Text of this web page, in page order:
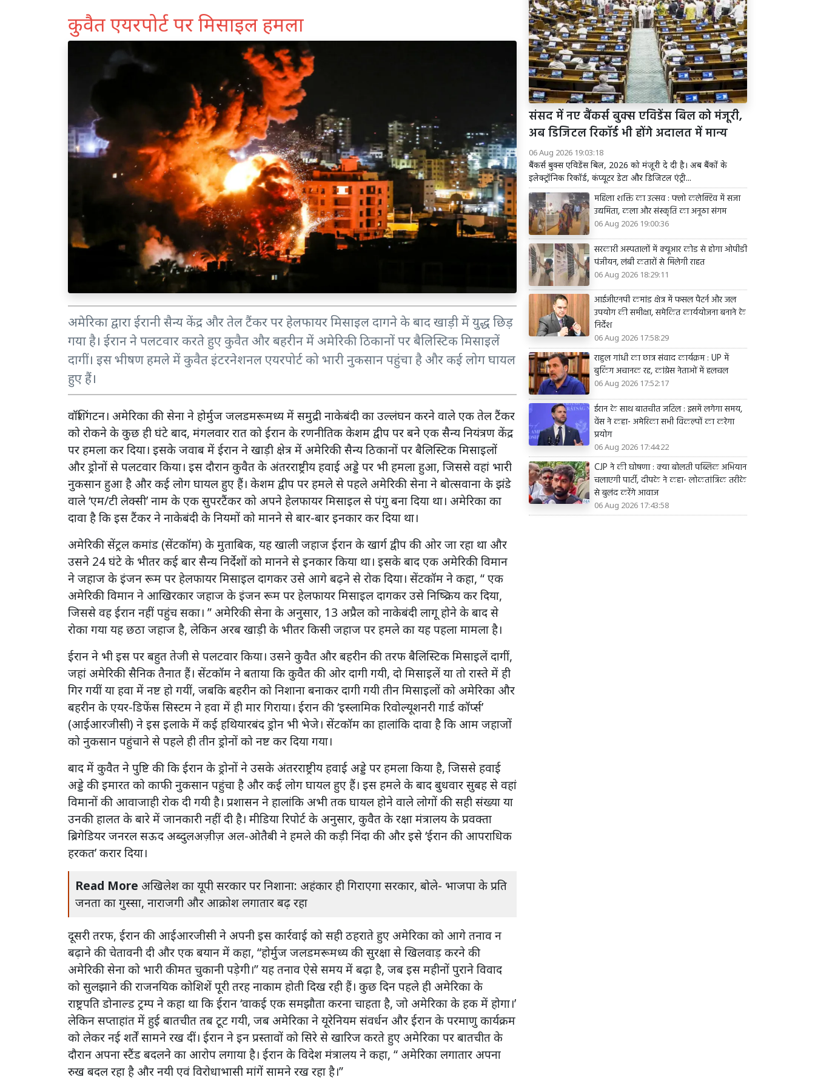
कुवैत एयरपोर्ट पर मिसाइल हमला
अमेरिका द्वारा ईरानी सैन्य केंद्र और तेल टैंकर पर हेलफायर मिसाइल दागने के बाद खाड़ी में युद्ध छिड़
गया है। ईरान ने पलटवार करते हुए कुवैत और बहरीन में अमेरिकी ठिकानों पर बैलिस्टिक मिसाइलें
दागीं। इस भीषण हमले में कुवैत इंटरनेशनल एयरपोर्ट को भारी नुकसान पहुंचा है और कई लोग घायल
हुए हैं।
वॉशिंगटन। अमेरिका की सेना ने होर्मुज जलडमरूमध्य में समुद्री नाकेबंदी का उल्लंघन करने वाले एक तेल टैंकर
को रोकने के कुछ ही घंटे बाद, मंगलवार रात को ईरान के रणनीतिक केशम द्वीप पर बने एक सैन्य नियंत्रण केंद्र
पर हमला कर दिया। इसके जवाब में ईरान ने खाड़ी क्षेत्र में अमेरिकी सैन्य ठिकानों पर बैलिस्टिक मिसाइलों
और ड्रोनों से पलटवार किया। इस दौरान कुवैत के अंतरराष्ट्रीय हवाई अड्डे पर भी हमला हुआ, जिससे वहां भारी
नुकसान हुआ है और कई लोग घायल हुए हैं। केशम द्वीप पर हमले से पहले अमेरिकी सेना ने बोत्सवाना के झंडे
वाले ‘एम/टी लेक्सी’ नाम के एक सुपरटैंकर को अपने हेलफायर मिसाइल से पंगु बना दिया था। अमेरिका का
दावा है कि इस टैंकर ने नाकेबंदी के नियमों को मानने से बार-बार इनकार कर दिया था।
अमेरिकी सेंट्रल कमांड (सेंटकॉम) के मुताबिक, यह खाली जहाज ईरान के खार्ग द्वीप की ओर जा रहा था और
उसने 24 घंटे के भीतर कई बार सैन्य निर्देशों को मानने से इनकार किया था। इसके बाद एक अमेरिकी विमान
ने जहाज के इंजन रूम पर हेलफायर मिसाइल दागकर उसे आगे बढ़ने से रोक दिया। सेंटकॉम ने कहा, “ एक
अमेरिकी विमान ने आखिरकार जहाज के इंजन रूम पर हेलफायर मिसाइल दागकर उसे निष्क्रिय कर दिया,
जिससे वह ईरान नहीं पहुंच सका। ” अमेरिकी सेना के अनुसार, 13 अप्रैल को नाकेबंदी लागू होने के बाद से
रोका गया यह छठा जहाज है, लेकिन अरब खाड़ी के भीतर किसी जहाज पर हमले का यह पहला मामला है।
ईरान ने भी इस पर बहुत तेजी से पलटवार किया। उसने कुवैत और बहरीन की तरफ बैलिस्टिक मिसाइलें दागीं,
जहां अमेरिकी सैनिक तैनात हैं। सेंटकॉम ने बताया कि कुवैत की ओर दागी गयी, दो मिसाइलें या तो रास्ते में ही
गिर गयीं या हवा में नष्ट हो गयीं, जबकि बहरीन को निशाना बनाकर दागी गयी तीन मिसाइलों को अमेरिका और
बहरीन के एयर-डिफेंस सिस्टम ने हवा में ही मार गिराया। ईरान की ‘इस्लामिक रिवोल्यूशनरी गार्ड कॉर्प्स’
(आईआरजीसी) ने इस इलाके में कई हथियारबंद ड्रोन भी भेजे। सेंटकॉम का हालांकि दावा है कि आम जहाजों
को नुकसान पहुंचाने से पहले ही तीन ड्रोनों को नष्ट कर दिया गया।
बाद में कुवैत ने पुष्टि की कि ईरान के ड्रोनों ने उसके अंतरराष्ट्रीय हवाई अड्डे पर हमला किया है, जिससे हवाई
अड्डे की इमारत को काफी नुकसान पहुंचा है और कई लोग घायल हुए हैं। इस हमले के बाद बुधवार सुबह से वहां
विमानों की आवाजाही रोक दी गयी है। प्रशासन ने हालांकि अभी तक घायल होने वाले लोगों की सही संख्या या
उनकी हालत के बारे में जानकारी नहीं दी है। मीडिया रिपोर्ट के अनुसार, कुवैत के रक्षा मंत्रालय के प्रवक्ता
ब्रिगेडियर जनरल सऊद अब्दुलअज़ीज़ अल-ओतैबी ने हमले की कड़ी निंदा की और इसे ‘ईरान की आपराधिक
हरकत’ करार दिया।
Read More अखिलेश का यूपी सरकार पर निशाना: अहंकार ही गिराएगा सरकार, बोले- भाजपा के प्रति
जनता का गुस्सा, नाराजगी और आक्रोश लगातार बढ़ रहा
दूसरी तरफ, ईरान की आईआरजीसी ने अपनी इस कार्रवाई को सही ठहराते हुए अमेरिका को आगे तनाव न
बढ़ाने की चेतावनी दी और एक बयान में कहा, “होर्मुज जलडमरूमध्य की सुरक्षा से खिलवाड़ करने की
अमेरिकी सेना को भारी कीमत चुकानी पड़ेगी।” यह तनाव ऐसे समय में बढ़ा है, जब इस महीनों पुराने विवाद
को सुलझाने की राजनयिक कोशिशें पूरी तरह नाकाम होती दिख रही हैं। कुछ दिन पहले ही अमेरिका के
राष्ट्रपति डोनाल्ड ट्रम्प ने कहा था कि ईरान ‘वाकई एक समझौता करना चाहता है, जो अमेरिका के हक में होगा।’
लेकिन सप्ताहांत में हुई बातचीत तब टूट गयी, जब अमेरिका ने यूरेनियम संवर्धन और ईरान के परमाणु कार्यक्रम
को लेकर नई शर्तें सामने रख दीं। ईरान ने इन प्रस्तावों को सिरे से खारिज करते हुए अमेरिका पर बातचीत के
दौरान अपना स्टैंड बदलने का आरोप लगाया है। ईरान के विदेश मंत्रालय ने कहा, “ अमेरिका लगातार अपना
रुख बदल रहा है और नयी एवं विरोधाभासी मांगें सामने रख रहा है।”
संसद में नए बैंकर्स बुक्स एविडेंस बिल को मंजूरी,
अब डिजिटल रिकॉर्ड भी होंगे अदालत में मान्य
06 Aug 2026 19:03:18
बैंकर्स बुक्स एविडेंस बिल, 2026 को मंजूरी दे दी है। अब बैंकों के
इलेक्ट्रॉनिक रिकॉर्ड, कंप्यूटर डेटा और डिजिटल एंट्री...
महिला शक्ति का उत्सव : फ्लो कलेक्टिव में सजा
उद्यमिता, कला और संस्कृति का अनूठा संगम
06 Aug 2026 19:00:36
सरकारी अस्पतालों में क्यूआर कोड से होगा ओपीडी
पंजीयन, लंबी कतारों से मिलेगी राहत
06 Aug 2026 18:29:11
आईजीएनपी कमांड क्षेत्र में फसल पैटर्न और जल
उपयोग की समीक्षा, समेकित कार्ययोजना बनाने के
निर्देश
06 Aug 2026 17:58:29
राहुल गांधी का छात्र संवाद कार्यक्रम : UP में
बुकिंग अचानक रद्द, कांग्रेस नेताओं में हलचल
06 Aug 2026 17:52:17
ईरान के साथ बातचीत जटिल : इसमें लगेगा समय,
वेंस ने कहा- अमेरिका सभी विकल्पों का करेगा
प्रयोग
06 Aug 2026 17:44:22
CJP ने की घोषणा : क्या बोलती पब्लिक अभियान
चलाएगी पार्टी, दीपके ने कहा- लोकतांत्रिक तरीके
से बुलंद करेंगे आवाज
06 Aug 2026 17:43:58